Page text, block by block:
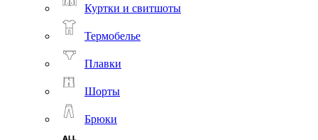
Куртки и свитшоты
Термобелье
Плавки
Шорты
Брюки